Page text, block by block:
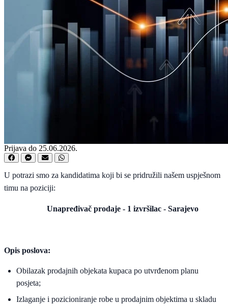
Prijava do 25.06.2026.
U potrazi smo za kandidatima koji bi se pridružili našem uspješnom
timu na poziciji:
Unapređivač prodaje - 1 izvršilac - Sarajevo
Opis poslova:
Obilazak prodajnih objekata kupaca po utvrđenom planu
posjeta;
Izlaganje i pozicioniranje robe u prodajnim objektima u skladu